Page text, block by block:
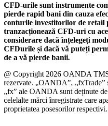
CFD-urile sunt instrumente
pierde rapid bani din cauza
conturile investitorilor de retail
tranzacționează CFD-uri cu
considerare dacă înțelegeți
CFDurile și dacă vă puteți
de a vă pierde banii.
@ Copyright 2026 OANDA
rezervate. „OANDA”, „fxTrade”
„fx” ale OANDA sunt deținute
celelalte mărci înregistrate care
proprietatea posesorilor respectivi.